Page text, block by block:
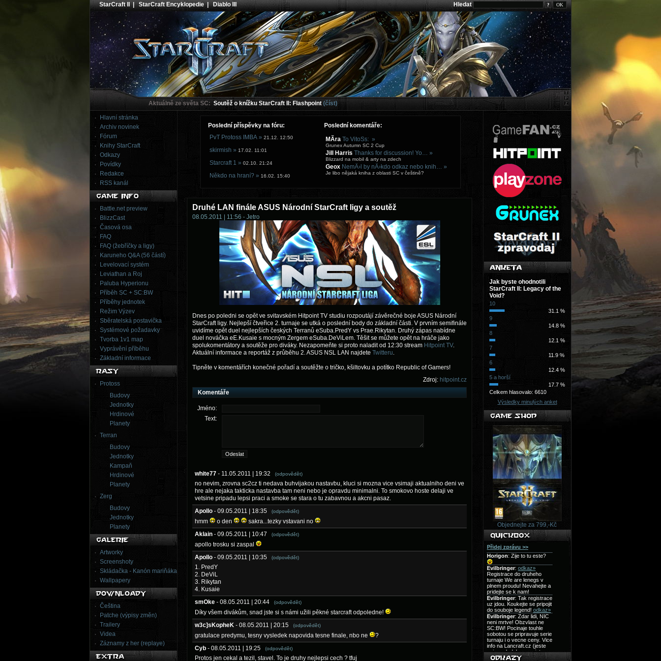
StarCraft II |StarCraft Encyklopedie|Diablo III Hledat ?
Aktuálně ze světa SC: Soutěž o knížku StarCraft II: Flashpoint (číst)
Hlavní stránka
Archiv novinek
Fórum
Knihy StarCraft
Odkazy
Povídky
Redakce
RSS kanál
Battle.net preview
BlizzCast
Časová osa
FAQ
FAQ (žebříčky a ligy)
Karuneho Q&A (56 částí)
Levelovací systém
Leviathan a Roj
Paluba Hyperionu
Příběh SC + SC:BW
Příběhy jednotek
Režim Výzev
Sběratelská postavička
Systémové požadavky
Tvorba 1v1 map
Vyprávění příběhu
Základní informace
Protoss
Budovy
Jednotky
Hrdinové
Planety
Terran
Budovy
Jednotky
Kampaň
Hrdinové
Planety
Zerg
Budovy
Jednotky
Planety
Artworky
Screenshoty
Skládačka - Kanón mariňáka
Wallpapery
Čeština
Patche (výpisy změn)
Trailery
Videa
Záznamy z her (replaye)
Poslední příspěvky na fóru:
Poslední komentáře:
PvT Protoss IMBA » 21.12. 12:50
skirmish » 17.02. 11:01
Starcraft 1 » 02.10. 21:24
Někdo na hraní? » 16.02. 15:40
MÃ­ra To VitoSs: »
Grunex Autumn SC 2 Cup
Jill Harris Thanks for discussion! Yo… »
Blizzard na mobil & arty na zdech
Geox NemÄ›l by nÄ›kdo odkaz nebo knih… »
Je libo nějaká kniha z oblasti SC v češtině?
Druhé LAN finále ASUS Národní StarCraft ligy a soutěž
08.05.2011 | 11:56 - Jetro
Dnes po poledni se opět ve svitavském Hitpoint TV studiu rozpoutájí závěrečné boje ASUS Národní
StarCraft ligy. Nejlepší čtveřice 2. turnaje se utká o poslední body do základní části. V prvním semifinále
uvidíme opět duel nejlepších českých Terranů eSuba.PredY vs Prae.Rikytan. Druhý zápas nabídne
duel nováčka eE.Kusaie s mocným Zergem eSuba.DeViLem. Těšit se můžete opět na hráče jako
spolukomentátory a soutěže pro diváky. Nezapomeňte si proto naladit od 12:30 stream Hitpoint TV.
Aktuální informace a reportáž z průběhu 2. ASUS NSL LAN najdete Twitteru.
Tipněte v komentářích konečné pořadí a soutěžte o tričko, kšiltovku a potítko Republic of Gamers!
Zdroj: hitpoint.cz
Komentáře
Jméno:
Text:
white77 - 11.05.2011 | 19:32 (odpovědět)
no nevim, zrovna sc2cz ti nedava buhvijakou nastavbu, kluci si mozna vice vsimaji aktualniho deni ve
hre ale nejaka takticka nastavba tam neni nebo je opravdu minimalni. To smokovo hoste delaji ve
vetsine pripadu lepsi praci a smoke se stara o tu zabavnou a akcni pasaz.
Apollo - 09.05.2011 | 18:35 (odpovědět)
hmm o den
sakra...tezky vstavani no
Aklain - 09.05.2011 | 10:47 (odpovědět)
apollo trosku si zaspal
Apollo - 09.05.2011 | 10:35 (odpovědět)
1. PredY
2. DeViL
3. Rikytan
4. Kusaie
smOke - 08.05.2011 | 20:44 (odpovědět)
Díky všem divákům, snad jste si s námi užili pěkné starcraft odpoledne!
w3c]sKopheK - 08.05.2011 | 20:15 (odpovědět)
gratulace predymu, tesny vysledek napovida tesne finale, nbo ne
?
Cyb - 08.05.2011 | 19:25 (odpovědět)
Protos jen cekal a tezil, stavel. To je druhy nejlepsi cech ? tfuj
Jak byste ohodnotili
StarCraft II: Legacy of the
Void?
10
31.1 %
9
14.8 %
8
12.1 %
7
11.9 %
6
12.4 %
5 a horší
17.7 %
Celkem hlasovalo: 6610
Výsledky minulých anket
Objednejte za 799,-Kč